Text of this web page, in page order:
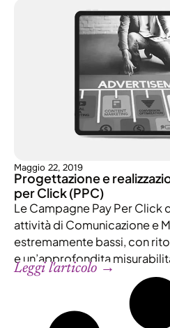
Maggio 22, 2019
Progettazione e
per Click (PPC)
Le Campagne Pay Per Click
attività di Comunicazione e
estremamente bassi, con
e un’approfondita
Leggi l'articolo →